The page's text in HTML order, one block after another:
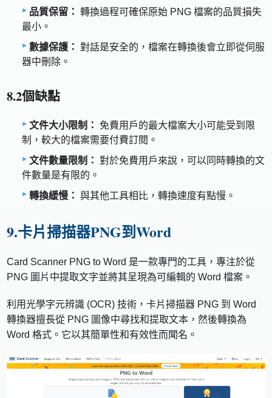
品質保留： 轉換過程可確保原始 PNG 檔案的品質損失
最小。
數據保護： 對話是安全的，檔案在轉換後會立即從伺服
器中刪除。
8.2個缺點
文件大小限制：
免費用戶的最大檔案大小可能受到限
制，較大的檔案需要付費訂閱。
文件數量限制： 對於免費用戶來說，可以同時轉換的文
件數量是有限的。
轉換緩慢： 與其他工具相比，轉換速度有點慢。
9.卡片掃描器PNG到Word
Card Scanner PNG to Word 是一款專門的工具，專注於從
PNG 圖片中提取文字並將其呈現為可編輯的 Word 檔案。
利用光學字元辨識 (OCR) 技術，卡片掃描器 PNG 到 Word
轉換器擅長從 PNG 圖像中尋找和提取文本，然後轉換為
Word 格式。它以其簡單性和有效性而聞名。